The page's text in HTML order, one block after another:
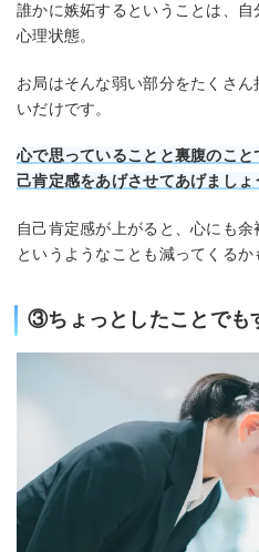
誰かに嫉妬するということは、
心理状態。
お局はそんな弱い部分をたくさ
いだけです。
心で思っていることと裏腹のこ
己肯定感をあげさせてあげましょ
自己肯定感が上がると、心にも
というようなことも減ってくるか
③ちょっとしたことでも